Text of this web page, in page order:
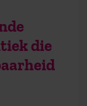
die